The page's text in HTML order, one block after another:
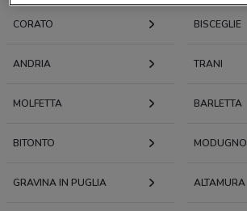
CORATO BISCEGLIE
ANDRIA TRANI
MOLFETTA BARLETTA
BITONTO MODUGNO
GRAVINA IN PUGLIA ALTAMURA